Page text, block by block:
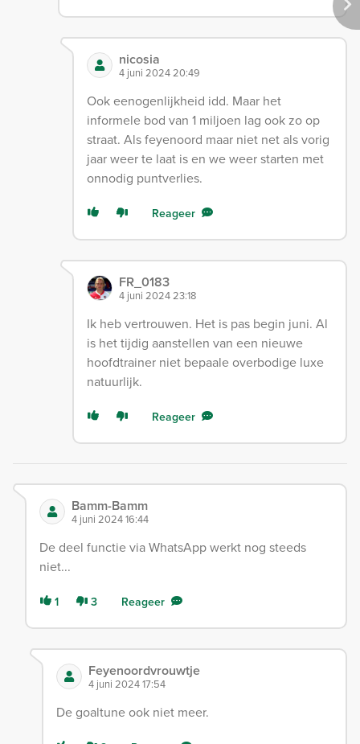
nicosia
4 juni 2024 20:49
Ook eenogenlijkheid idd. Maar het
informele bod van 1 miljoen lag ook zo op
straat. Als feyenoord maar niet net als vorig
jaar weer te laat is en we weer starten met
onnodig puntverlies.
Reageer
FR_0183
4 juni 2024 23:18
Ik heb vertrouwen. Het is pas begin juni. Al
is het tijdig aanstellen van een nieuwe
hoofdtrainer niet bepaale overbodige luxe
natuurlijk.
Reageer
Bamm-Bamm
4 juni 2024 16:44
De deel functie via WhatsApp werkt nog steeds
niet...
1 3 Reageer
Feyenoordvrouwtje
4 juni 2024 17:54
De goaltune ook niet meer.